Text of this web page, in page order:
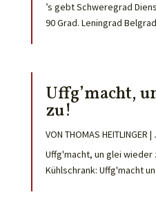
’s gebt Schweregrad
90 Grad. Leningrad
Uffg’macht,
zu!
VON THOMAS HEITLINGER |
Uffg'macht, un glei wieder
Kühlschrank: Uffg'macht